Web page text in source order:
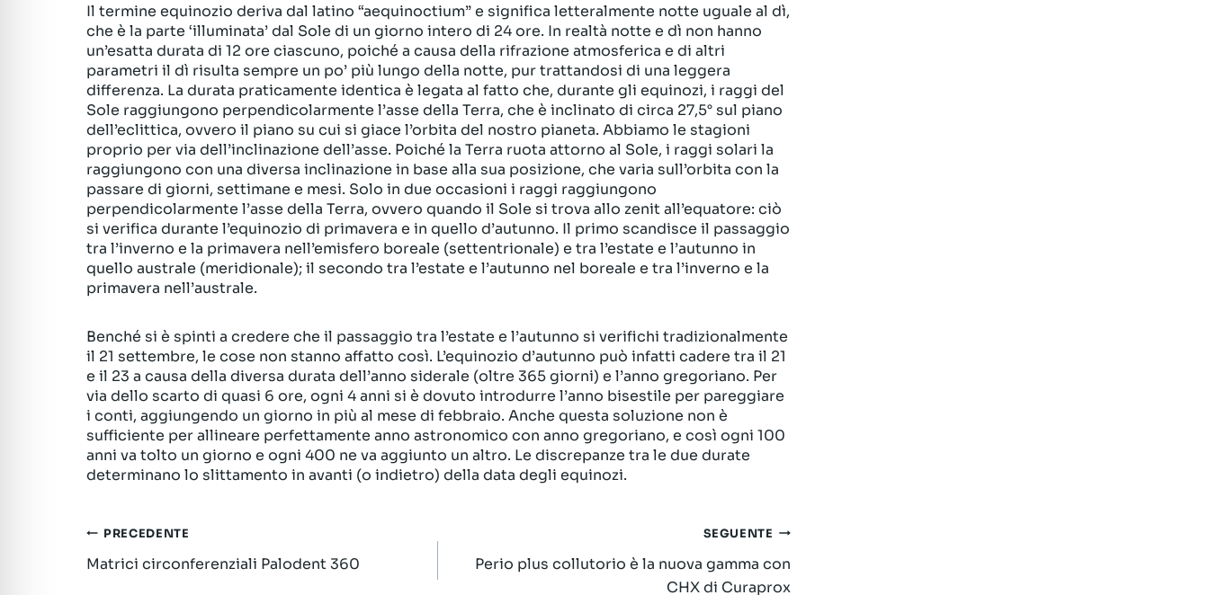
Il termine equinozio deriva dal latino “aequinoctium” e significa letteralmente notte uguale al dì,
che è la parte ‘illuminata’ dal Sole di un giorno intero di 24 ore. In realtà notte e dì non hanno
un’esatta durata di 12 ore ciascuno, poiché a causa della rifrazione atmosferica e di altri
parametri il dì risulta sempre un po’ più lungo della notte, pur trattandosi di una leggera
differenza. La durata praticamente identica è legata al fatto che, durante gli equinozi, i raggi del
Sole raggiungono perpendicolarmente l’asse della Terra, che è inclinato di circa 27,5° sul piano
dell’eclittica, ovvero il piano su cui si giace l’orbita del nostro pianeta. Abbiamo le stagioni
proprio per via dell’inclinazione dell’asse. Poiché la Terra ruota attorno al Sole, i raggi solari la
raggiungono con una diversa inclinazione in base alla sua posizione, che varia sull’orbita con la
passare di giorni, settimane e mesi. Solo in due occasioni i raggi raggiungono
perpendicolarmente l’asse della Terra, ovvero quando il Sole si trova allo zenit all’equatore: ciò
si verifica durante l’equinozio di primavera e in quello d’autunno. Il primo scandisce il passaggio
tra l’inverno e la primavera nell’emisfero boreale (settentrionale) e tra l’estate e l’autunno in
quello australe (meridionale); il secondo tra l’estate e l’autunno nel boreale e tra l’inverno e la
primavera nell’australe.
Benché si è spinti a credere che il passaggio tra l’estate e l’autunno si verifichi tradizionalmente
il 21 settembre, le cose non stanno affatto così. L’equinozio d’autunno può infatti cadere tra il 21
e il 23 a causa della diversa durata dell’anno siderale (oltre 365 giorni) e l’anno gregoriano. Per
via dello scarto di quasi 6 ore, ogni 4 anni si è dovuto introdurre l’anno bisestile per pareggiare
i conti, aggiungendo un giorno in più al mese di febbraio. Anche questa soluzione non è
sufficiente per allineare perfettamente anno astronomico con anno gregoriano, e così ogni 100
anni va tolto un giorno e ogni 400 ne va aggiunto un altro. Le discrepanze tra le due durate
determinano lo slittamento in avanti (o indietro) della data degli equinozi.
Navigazione
articoli
PRECEDENTE
Matrici circonferenziali Palodent 360
SEGUENTE
Perio plus collutorio è la nuova gamma con
CHX di Curaprox